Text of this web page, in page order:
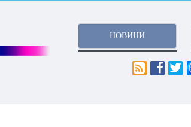
НОВИНИ